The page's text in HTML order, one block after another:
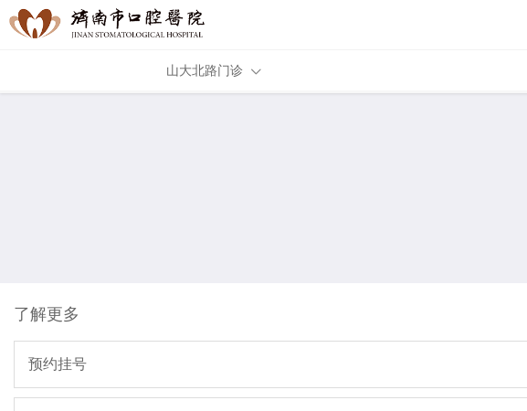
山大北路门诊
了解更多
预约挂号